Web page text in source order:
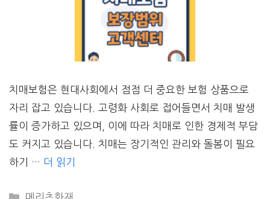
치매보험은 현대사회에서 점점 더 중요한 보험 상품으로
자리 잡고 있습니다. 고령화 사회로 접어들면서 치매 발생
률이 증가하고 있으며, 이에 따라 치매로 인한 경제적 부담
도 커지고 있습니다. 치매는 장기적인 관리와 돌봄이 필요
하기 … 더 읽기
CATEGORIES
메리츠화재